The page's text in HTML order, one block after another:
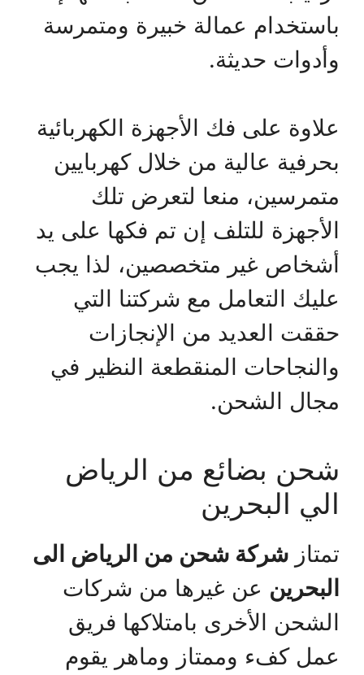
باستخدام عمالة خبيرة ومتمرسة
وأدوات حديثة.
علاوة على فك الأجهزة الكهربائية
بحرفية عالية من خلال كهربايين
متمرسين، منعا لتعرض تلك
الأجهزة للتلف إن تم فكها على يد
أشخاص غير متخصصين، لذا يجب
عليك التعامل مع شركتنا التي
حققت العديد من الإنجازات
والنجاحات المنقطعة النظير في
مجال الشحن.
شحن بضائع من الرياض
الي البحرين
تمتاز شركة شحن من الرياض الى
البحرين عن غيرها من شركات
الشحن الأخرى بامتلاكها فريق
عمل كفء وممتاز وماهر يقوم